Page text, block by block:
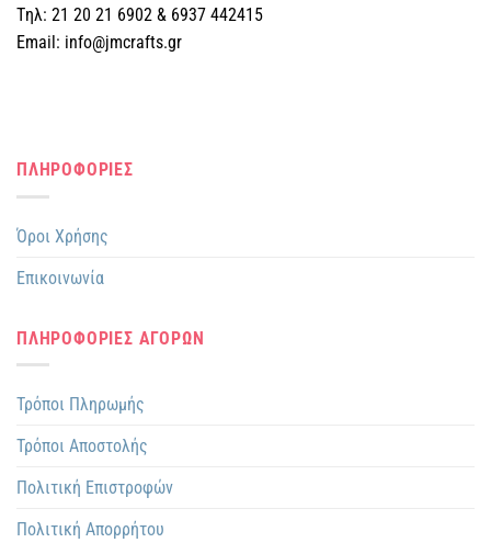
Tηλ: 21 20 21 6902 & 6937 442415
Email: info@jmcrafts.gr
ΠΛΗΡΟΦΟΡΙΕΣ
Όροι Χρήσης
Επικοινωνία
ΠΛΗΡΟΦΟΡΙΕΣ ΑΓΟΡΩΝ
Τρόποι Πληρωμής
Τρόποι Αποστολής
Πολιτική Επιστροφών
Πολιτική Απορρήτου